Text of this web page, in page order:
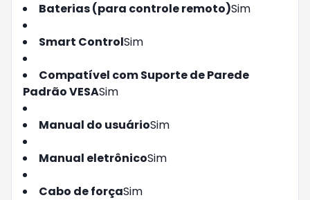
Baterias (para controle remoto)Sim
Smart ControlSim
Compatível com Suporte de Parede
Padrão VESASim
Manual do usuárioSim
Manual eletrônicoSim
Cabo de forçaSim